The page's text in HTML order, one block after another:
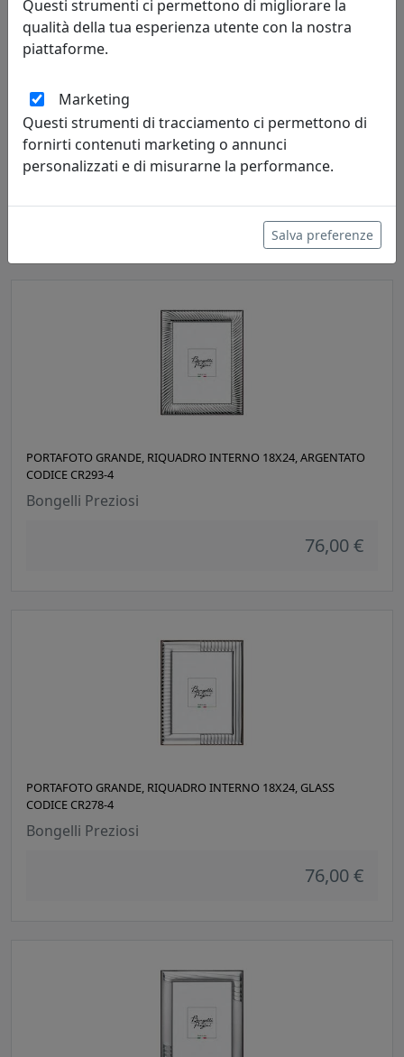
PORTAFOTO ROSE, RIQUADRO INTERNO 13X18, ORO CR404-2OR
Bongelli Preziosi
59,00 €
PORTAFOTO GRANDE, RIQUADRO INTERNO 18X24, ARGENTATO
CODICE CR293-4
Bongelli Preziosi
76,00 €
PORTAFOTO GRANDE, RIQUADRO INTERNO 18X24, GLASS
CODICE CR278-4
Bongelli Preziosi
76,00 €
Questi strumenti ci permettono di migliorare la
qualità della tua esperienza utente con la nostra
piattaforme.
Marketing
Questi strumenti di tracciamento ci permettono di
fornirti contenuti marketing o annunci
personalizzati e di misurarne la performance.
Salva preferenze